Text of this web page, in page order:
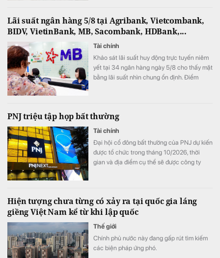
Lãi suất ngân hàng 5/8 tại Agribank, Vietcombank,
BIDV, VietinBank, MB, Sacombank, HDBank,...
Tài chính
Khảo sát lãi suất huy động trực tuyến niêm
yết tại 34 ngân hàng ngày 5/8 cho thấy mặt
bằng lãi suất nhìn chung ổn định. Điểm
mức 7,3%/năm.
PNJ triệu tập họp bất thường
Tài chính
Đại hội cổ đông bất thường của PNJ dự kiến
được tổ chức trong tháng 10/2026, thời
gian và địa điểm cụ thể sẽ được công ty
Hiện tượng chưa từng có xảy ra tại quốc gia láng
giềng Việt Nam kể từ khi lập quốc
Thế giới
Chính phủ nước này đang gấp rút tìm kiếm
các biện pháp ứng phó.